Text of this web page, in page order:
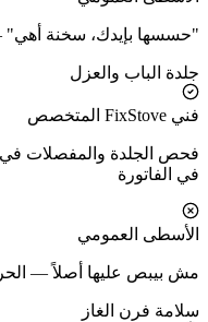
"حسسها بإيدك، سخنة أهي"
جلدة الباب والعزل
فني FixStove المتخصص
فحص الجلدة والمفصلات
في الفاتورة
الأسطى العمومي
مش بيبص عليها أصلاً —
سلامة فرن الغاز